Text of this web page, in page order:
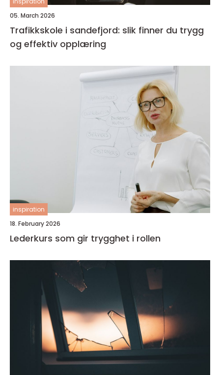
05. March 2026
Trafikkskole i sandefjord: slik finner du trygg
og effektiv opplæring
inspiration
18. February 2026
Lederkurs som gir trygghet i rollen